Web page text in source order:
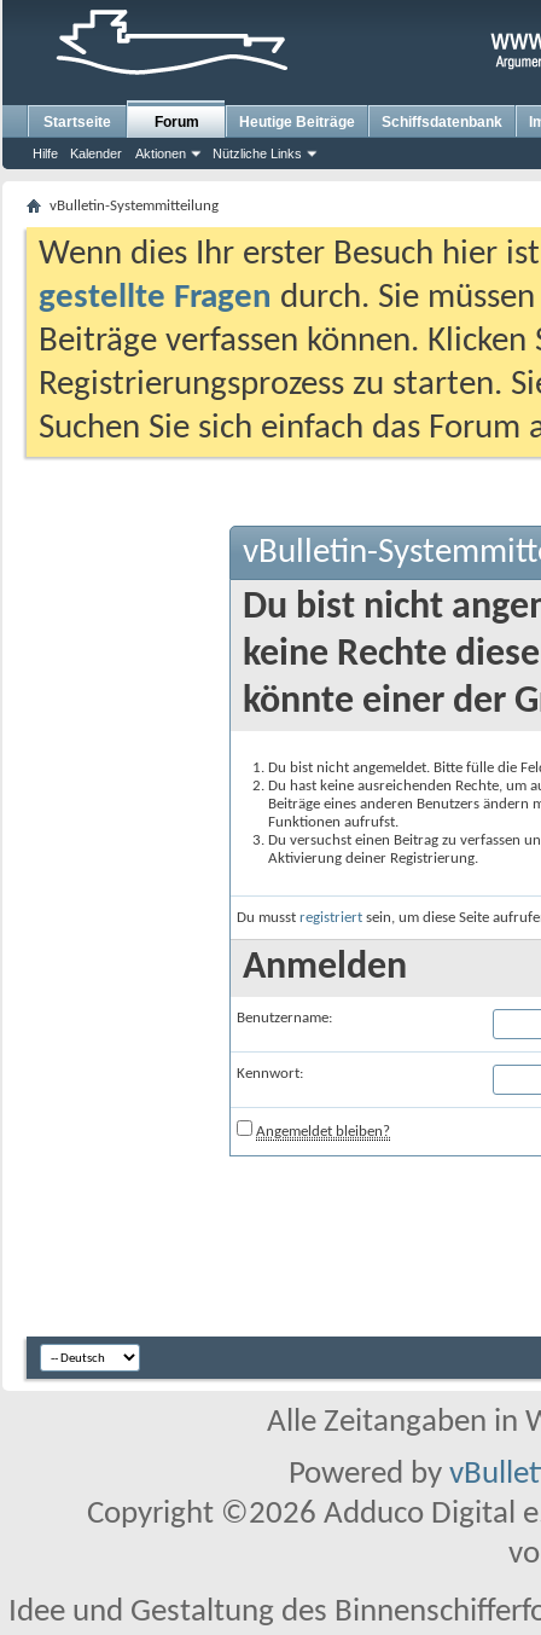
Startseite Forum
Hilfe Kalender Aktionen Nützliche Links
Heutige Beiträge Schiffsdatenbank
vBulletin-Systemmitteilung
Wenn dies Ihr erster Besuch hier
gestellte Fragen durch. Sie
Beiträge verfassen können.
Registrierungsprozess zu starten.
Suchen Sie sich einfach das
vBulletin-
Du bist nicht
keine Rechte
könnte einer der
Du bist nicht angemeldet. Bitte fülle die
Du hast keine ausreichenden Rechte, um
Beiträge eines anderen Benutzers
Funktionen aufrufst.
Du versuchst einen Beitrag zu verfassen
Aktivierung deiner Registrierung.
Du musst registriert sein, um diese Seite
Anmelden
Benutzername:
Kennwort:
Angemeldet bleiben?
Alle Zeitangaben in
Powered by
Copyright ©2026 Adduco Digital
Idee und Gestaltung des